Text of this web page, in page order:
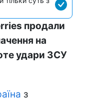
продали
на
удари ЗСУ
з